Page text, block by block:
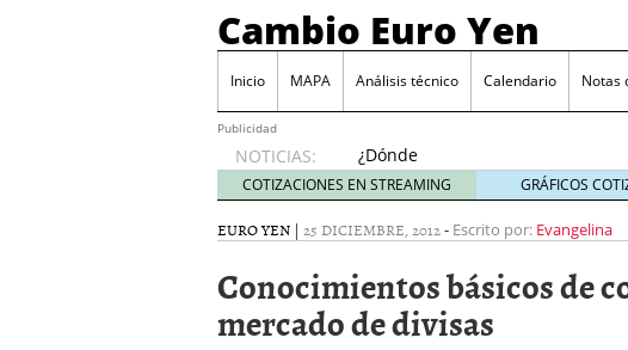
Cambio Euro Yen
Inicio MAPA Análisis técnico Calendario Notas
Publicidad
NOTICIAS:
¿Dónde
invertir
en
Japón?
31, 2024
Los desafíos de la economía
¿Cuál es el salario promedio en
COTIZACIONES EN STREAMING GRÁFICOS
EURO YEN | 25 DICIEMBRE, 2012- Escrito por: Evangelina
Conocimientos básicos de
mercado de divisas